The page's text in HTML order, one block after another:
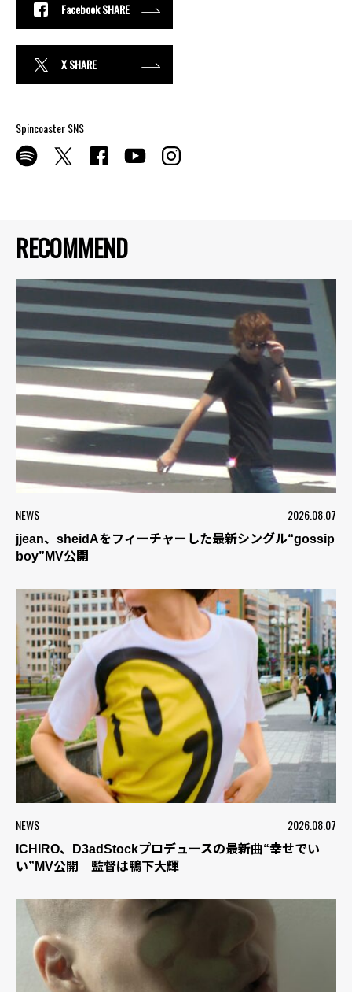
RECOMMEND
NEWS 2026.08.07
jjean、sheidAをフィーチャーした最新シングル“gossip
boy”MV公開
NEWS 2026.08.07
ICHIRO、D3adStockプロデュースの最新曲“幸せでい
い”MV公開 監督は鴨下大輝
Facebook SHARE
X SHARE
Spincoaster SNS